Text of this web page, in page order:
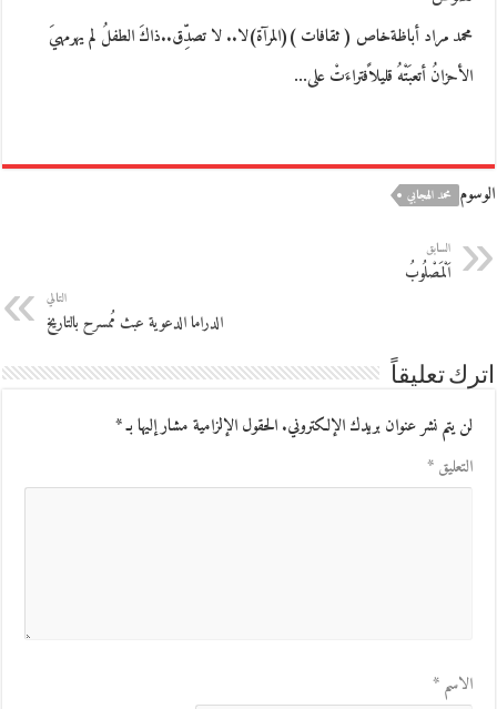
محمد مراد أباظةخاص ( ثقافات )(المرآة)لا.. لا تصدِّق..ذاكَ الطفلُ لم يهرمهيَ
الأحزانُ أتعبَتْهُ قليلاًفتراءَتْ على…
الوسوم محمد الهجابي
السابق
اَلْمَصْلُوبُ
التالي
الدراما الدعوية عبث مُمسرح بالتاريخ
اترك تعليقاً
لن يتم نشر عنوان بريدك الإلكتروني.الحقول الإلزامية مشار إليها بـ*
التعليق*
الاسم*